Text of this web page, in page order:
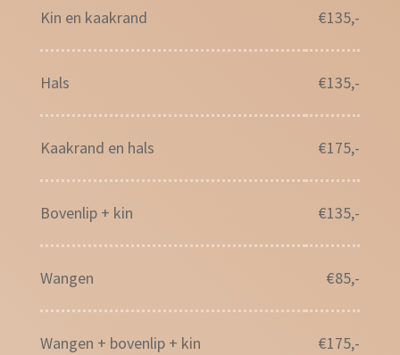
Kin en kaakrand €135,-
Hals €135,-
Kaakrand en hals €175,-
Bovenlip + kin €135,-
Wangen €85,-
Wangen + bovenlip + kin €175,-